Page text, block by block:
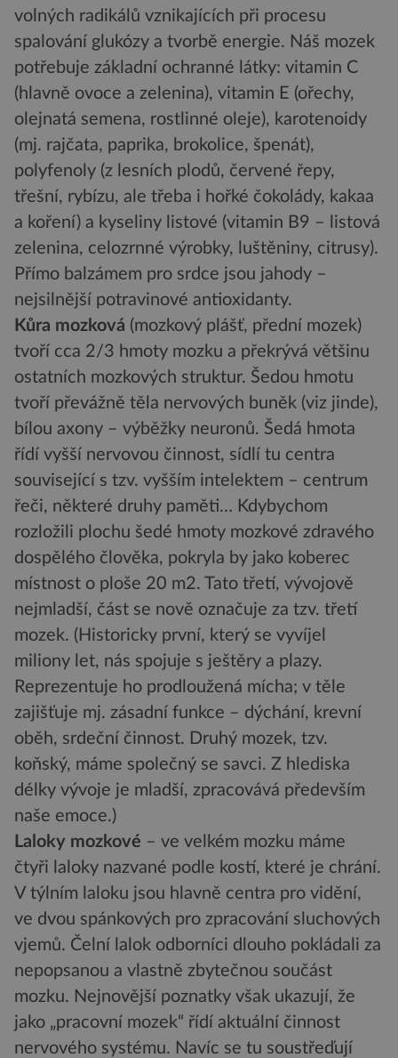
volných radikálů vznikajících při procesu
spalování glukózy a tvorbě energie. Náš mozek
potřebuje základní ochranné látky: vitamin C
(hlavně ovoce a zelenina), vitamin E (ořechy,
olejnatá semena, rostlinné oleje), karotenoidy
(mj. rajčata, paprika, brokolice, špenát),
polyfenoly (z lesních plodů, červené řepy,
třešní, rybízu, ale třeba i hořké čokolády, kakaa
a koření) a kyseliny listové (vitamin B9 – listová
zelenina, celozrnné výrobky, luštěniny, citrusy).
Přímo balzámem pro srdce jsou jahody –
nejsilnější potravinové antioxidanty.
Kůra mozková (mozkový plášť, přední mozek)
tvoří cca 2/3 hmoty mozku a překrývá většinu
ostatních mozkových struktur. Šedou hmotu
tvoří převážně těla nervových buněk (viz jinde),
bílou axony – výběžky neuronů. Šedá hmota
řídí vyšší nervovou činnost, sídlí tu centra
související s tzv. vyšším intelektem – centrum
řeči, některé druhy paměti… Kdybychom
rozložili plochu šedé hmoty mozkové zdravého
dospělého člověka, pokryla by jako koberec
místnost o ploše 20 m2. Tato třetí, vývojově
nejmladší, část se nově označuje za tzv. třetí
mozek. (Historicky první, který se vyvíjel
miliony let, nás spojuje s ještěry a plazy.
Reprezentuje ho prodloužená mícha; v těle
zajišťuje mj. zásadní funkce – dýchání, krevní
oběh, srdeční činnost. Druhý mozek, tzv.
koňský, máme společný se savci. Z hlediska
délky vývoje je mladší, zpracovává především
naše emoce.)
Laloky mozkové – ve velkém mozku máme
čtyři laloky nazvané podle kostí, které je chrání.
V týlním laloku jsou hlavně centra pro vidění,
ve dvou spánkových pro zpracování sluchových
vjemů. Čelní lalok odborníci dlouho pokládali za
nepopsanou a vlastně zbytečnou součást
mozku. Nejnovější poznatky však ukazují, že
jako „pracovní mozek“ řídí aktuální činnost
nervového systému. Navíc se tu soustřeďují